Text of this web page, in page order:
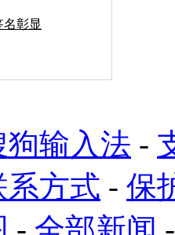
名彰显
狗输入法 -
系方式 - 保